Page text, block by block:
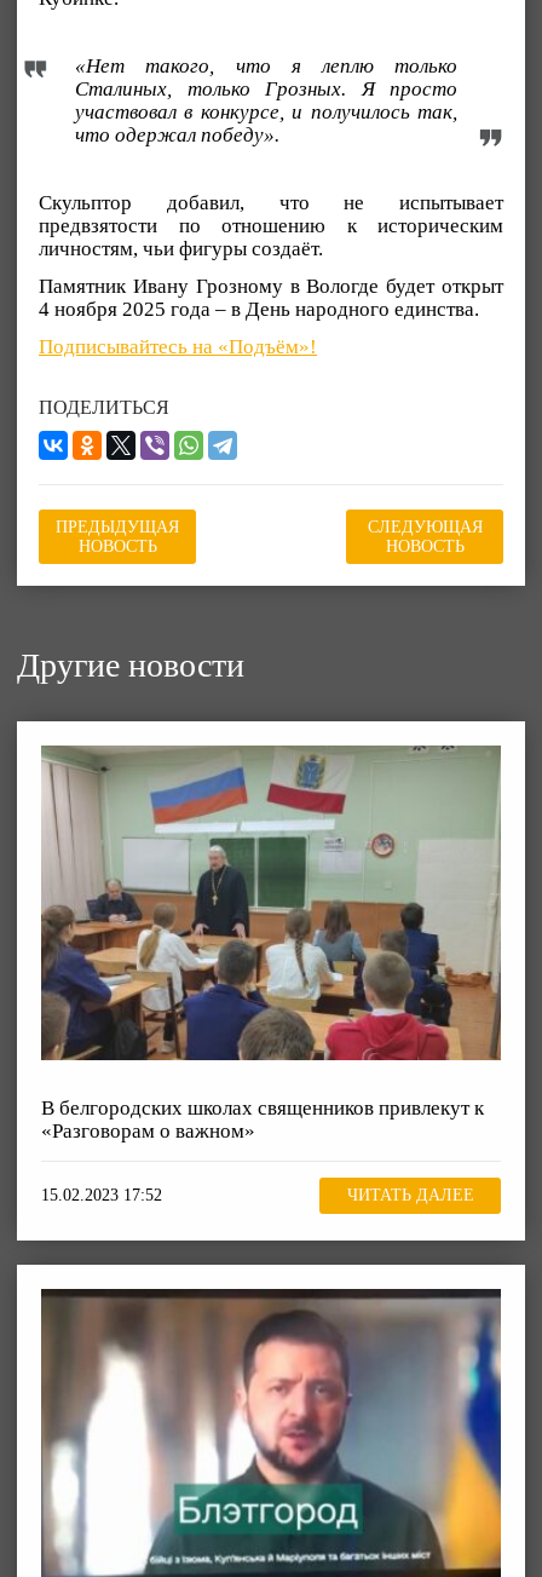
«Нет такого, что я леплю только
Сталиных, только Грозных. Я просто
участвовал в конкурсе, и получилось так,
что одержал победу».
Скульптор добавил, что не испытывает
предвзятости по отношению к историческим
личностям, чьи фигуры создаёт.
Памятник Ивану Грозному в Вологде будет открыт
4 ноября 2025 года – в День народного единства.
Подписывайтесь на «Подъём»!
ПОДЕЛИТЬСЯ
ПРЕДЫДУЩАЯ
НОВОСТЬ
СЛЕДУЮЩАЯ
НОВОСТЬ
Другие новости
В белгородских школах священников привлекут к
«Разговорам о важном»
15.02.2023 17:52 ЧИТАТЬ ДАЛЕЕ